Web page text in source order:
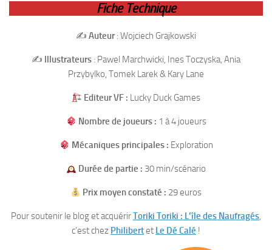
Fiche Technique
✍️ Auteur: Wojciech Grajkowski
✍️ Illustrateurs : Pawel Marchwicki, Ines Toczyska, Ania
Przybylko, Tomek Larek & Kary Lane
Editeur VF : Lucky Duck Games
Nombre de joueurs : 1 à 4 joueurs
Mécaniques principales : Exploration
Durée de partie : 30 min/scénario
Prix moyen constaté : 29 euros
Pour soutenir le blog et acquérirToriki Toriki : L’île des Naufragés,
c’est chez Philibertet Le Dé Calé !